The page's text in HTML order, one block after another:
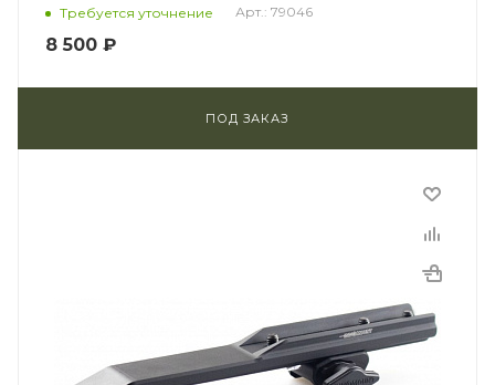
Требуется уточнение Арт.: 79046
8 500 ₽
ПОД ЗАКАЗ